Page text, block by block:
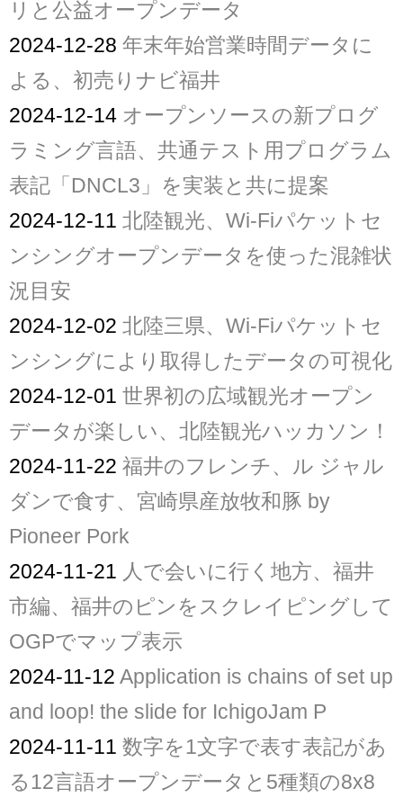
リと公益オープンデータ
2024-12-28 年末年始営業時間データに
よる、初売りナビ福井
2024-12-14 オープンソースの新プログ
ラミング言語、共通テスト用プログラム
表記「DNCL3」を実装と共に提案
2024-12-11 北陸観光、Wi-Fiパケットセ
ンシングオープンデータを使った混雑状
況目安
2024-12-02 北陸三県、Wi-Fiパケットセ
ンシングにより取得したデータの可視化
2024-12-01 世界初の広域観光オープン
データが楽しい、北陸観光ハッカソン！
2024-11-22 福井のフレンチ、ル ジャル
ダンで食す、宮崎県産放牧和豚 by
Pioneer Pork
2024-11-21 人で会いに行く地方、福井
市編、福井のピンをスクレイピングして
OGPでマップ表示
2024-11-12 Application is chains of set up
and loop! the slide for IchigoJam P
2024-11-11 数字を1文字で表す表記があ
る12言語オープンデータと5種類の8x8